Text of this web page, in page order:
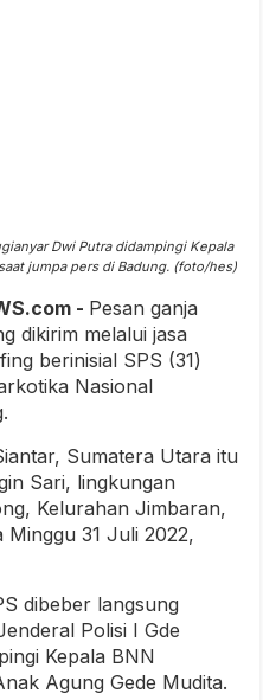
Dwi Putra didampingi Kepala
jumpa pers di Badung. (foto/hes)
- Pesan ganja
dikirim melalui jasa
berinisial SPS (31)
Nasional
Sumatera Utara itu
Sari, lingkungan
Kelurahan Jimbaran,
Minggu 31 Juli 2022,
dibeber langsung
Polisi I Gde
Kepala BNN
Agung Gede Mudita.